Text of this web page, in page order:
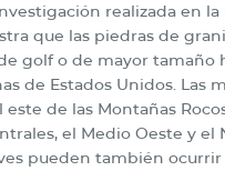
realizada en
que las piedras de
golf o de mayor tamaño
de Estados Unidos. Las
este de las Montañas
el Medio Oeste y el
pueden también